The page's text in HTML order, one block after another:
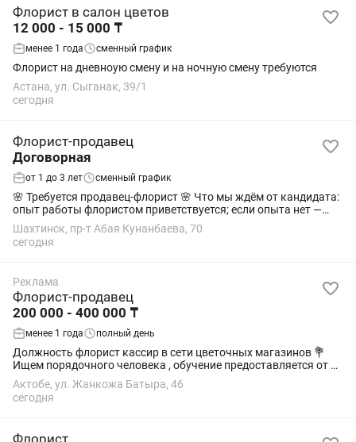
Флорист в салон цветов
12 000 - 15 000 ₸
менее 1 года сменный график
Флорист на дневноую смену и на ночную смену требуются
Астана, ул. Сыганак, 39/1
сегодня
Флорист-продавец
Договорная
от 1 до 3 лет сменный график
🌸 Требуется продавец-флорист 🌸 Что мы ждём от кандидата:
опыт работы флористом приветствуется; если опыта нет —
рассмотрим быстро обучаемого, ответственного и
аккуратного человека; вежливое...
Шахтинск, пр-т Абая Кунанбаева, 70
сегодня
Реклама
Флорист-продавец
200 000 - 400 000 ₸
менее 1 года полный день
Должность флорист кассир в сети цветочных магазинов 💐
Ищем порядочного человека , обучение предоставляется от 18
лет
Актобе, ул. Жанкожа Батыра, 46
сегодня
Флорист